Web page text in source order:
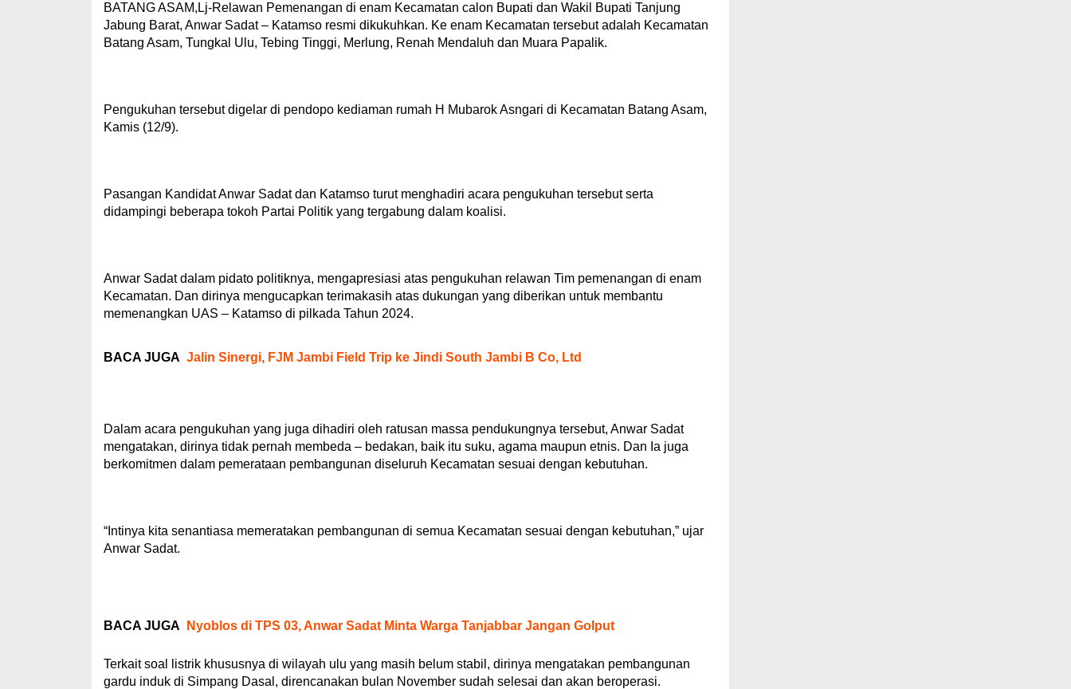
BATANG ASAM,Lj-Relawan Pemenangan di enam Kecamatan calon Bupati dan Wakil Bupati Tanjung
Jabung Barat, Anwar Sadat – Katamso resmi dikukuhkan. Ke enam Kecamatan tersebut adalah Kecamatan
Batang Asam, Tungkal Ulu, Tebing Tinggi, Merlung, Renah Mendaluh dan Muara Papalik.
Pengukuhan tersebut digelar di pendopo kediaman rumah H Mubarok Asngari di Kecamatan Batang Asam,
Kamis (12/9).
Pasangan Kandidat Anwar Sadat dan Katamso turut menghadiri acara pengukuhan tersebut serta
didampingi beberapa tokoh Partai Politik yang tergabung dalam koalisi.
Anwar Sadat dalam pidato politiknya, mengapresiasi atas pengukuhan relawan Tim pemenangan di enam
Kecamatan. Dan dirinya mengucapkan terimakasih atas dukungan yang diberikan untuk membantu
memenangkan UAS – Katamso di pilkada Tahun 2024.
BACA JUGA Jalin Sinergi, FJM Jambi Field Trip ke Jindi South Jambi B Co, Ltd
Dalam acara pengukuhan yang juga dihadiri oleh ratusan massa pendukungnya tersebut, Anwar Sadat
mengatakan, dirinya tidak pernah membeda – bedakan, baik itu suku, agama maupun etnis. Dan Ia juga
berkomitmen dalam pemerataan pembangunan diseluruh Kecamatan sesuai dengan kebutuhan.
“Intinya kita senantiasa memeratakan pembangunan di semua Kecamatan sesuai dengan kebutuhan,” ujar
Anwar Sadat.
BACA JUGA Nyoblos di TPS 03, Anwar Sadat Minta Warga Tanjabbar Jangan Golput
Terkait soal listrik khususnya di wilayah ulu yang masih belum stabil, dirinya mengatakan pembangunan
gardu induk di Simpang Dasal, direncanakan bulan November sudah selesai dan akan beroperasi.